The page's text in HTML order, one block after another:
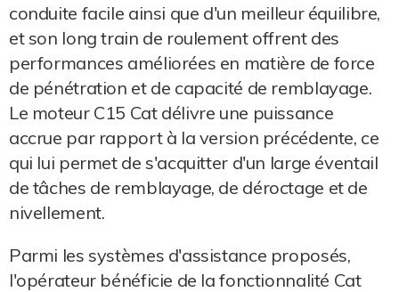
conduite facile ainsi que d'un meilleur équilibre,
et son long train de roulement offrent des
performances améliorées en matière de force
de pénétration et de capacité de remblayage.
Le moteur C15 Cat délivre une puissance
accrue par rapport à la version précédente, ce
qui lui permet de s'acquitter d'un large éventail
de tâches de remblayage, de déroctage et de
nivellement.
Parmi les systèmes d'assistance proposés,
l'opérateur bénéficie de la fonctionnalité Cat